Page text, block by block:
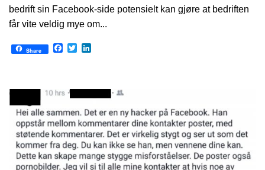
bedrift sin Facebook-side potensielt kan gjøre at bedriften
får vite veldig mye om...
Share Facebook
Twitter